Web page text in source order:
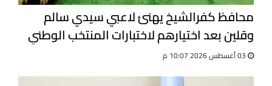
محافظ كفرالشيخ يهنئ لاعبي سيدي سالم
وقلين بعد اختيارهم لاختبارات المنتخب الوطني
للجيت كونى دو